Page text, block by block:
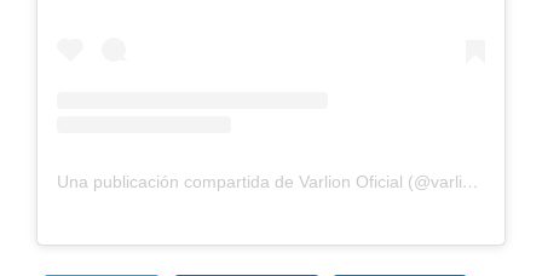
Una publicación compartida de Varlion Oficial (@varlionbrand)